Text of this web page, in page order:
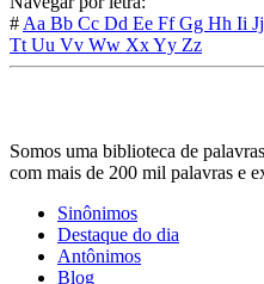
# Aa Bb Cc Dd Ee FfGg Hh Ii Jj
Tt Uu Vv Ww XxYy Zz
Somos uma biblioteca de
com mais de 200 mil palavras e
Sinônimos
Destaque do dia
Antônimos
Blog